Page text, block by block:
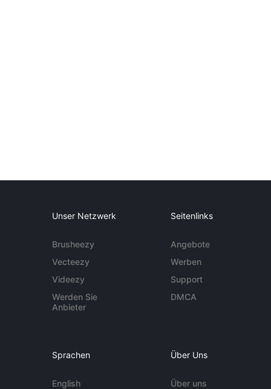
Unser Netzwerk
Brusheezy
Vecteezy
Videezy
Werden Sie
Anbieter
Seitenlinks
Angebote
Werben
Support
DMCA
Sprachen
English
Über Uns
Über uns